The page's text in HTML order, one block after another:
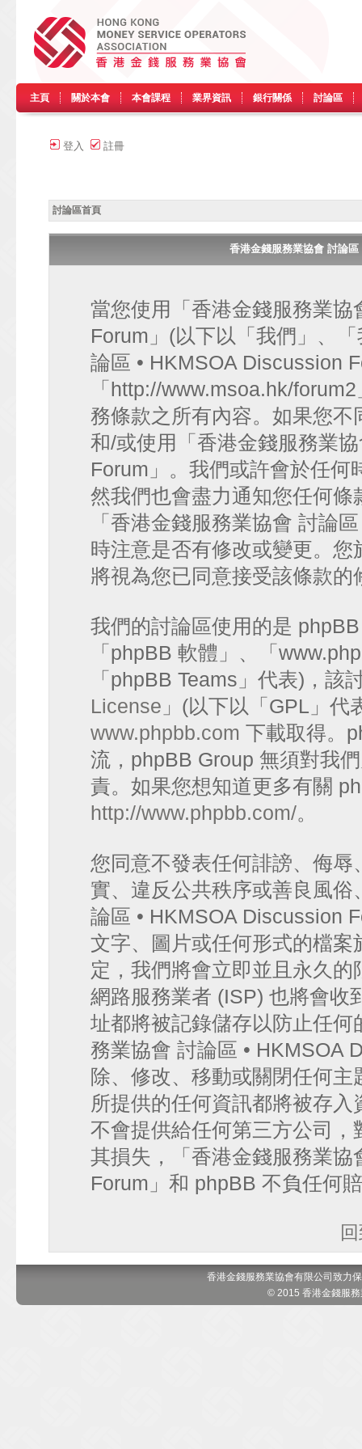
主頁 關於本會 本會課程 業界資訊 銀行關係 討論區
登入 註冊
討論區首頁
香港金錢服務業協會 討論
當您使用「香港金錢服務業
Forum」(以下以「我們」、
論區 • HKMSOA Discussion
「http://www.msoa.hk/
務條款之所有內容。如果您
和/或使用「香港金錢服務業
Forum」。我們或許會於任何
然我們也會盡力通知您任何
「香港金錢服務業協會 討論
時注意是否有修改或變更。
將視為您已同意接受該條款的
我們的討論區使用的是
「phpBB 軟體」、「
「phpBB Teams」代表)，該
License 」(以下以「GPL」代
www.phpbb.com 下載取得。
流，phpBB Group 無須對我
責。如果您想知道更多有關
http://www.phpbb.com/。
您同意不發表任何誹謗、侮
實、違反公共秩序或善良風
論區 • HKMSOA Discussion
文字、圖片或任何形式的檔
定，我們將會立即並且永久
網路服務業者 (ISP) 也將會收
址都將被記錄儲存以防止任
務業協會 討論區 • HKMSOA
除、修改、移動或關閉任何
所提供的任何資訊都將被存
不會提供給任何第三方公司
其損失，「香港金錢服務業
Forum」和 phpBB 不負任何
香港金錢服務業協會有限公司致力
© 2015 香港金錢服